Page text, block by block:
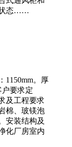
状态……
1150mm。厚
户要求定
及工程要求
棉、玻镁泡
安装结构及
化厂房室内